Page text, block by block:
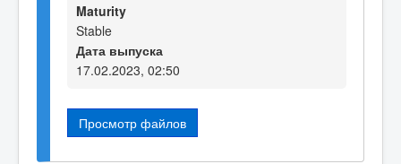
Maturity
Stable
Дата выпуска
17.02.2023, 02:50
Просмотр файлов